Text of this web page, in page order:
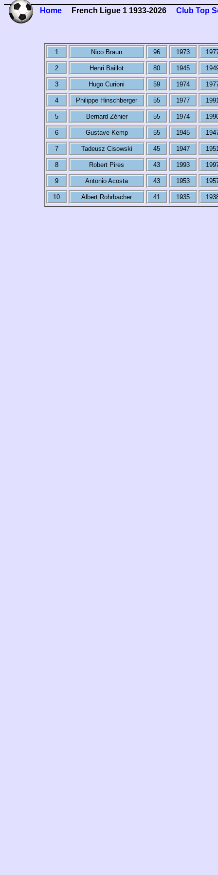
Home French Ligue 1 1933-2026 Club Top
1 Nico Braun 96 1973
2 Henri Baillot 80 1945
3 Hugo Curioni 59 1974
4 Philippe Hinschberger 55 1977
5 Bernard Zénier 55 1974
6 Gustave Kemp 55 1945
7 Tadeusz Cisowski 45 1947
8 Robert Pires 43 1993
9 Antonio Acosta 43 1953
10 Albert Rohrbacher 41 1935